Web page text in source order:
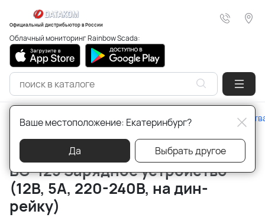
Официальный дистрибьютор в России
Облачный мониторинг Rainbow Scada:
Главная Продукция для генераторов Зарядные
Артикул: BC-125
BC-125 Зарядное устройство
(12В, 5А, 220-240В, на дин-
рейку)
Ваше местоположение: Екатеринбург?
Да Выбрать другое